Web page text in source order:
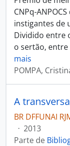
CNPq-
instigantes de
Dividido entre
o sertão, entre
mais
POMPA,
BR DFFUNAI
· 2013
Parte de